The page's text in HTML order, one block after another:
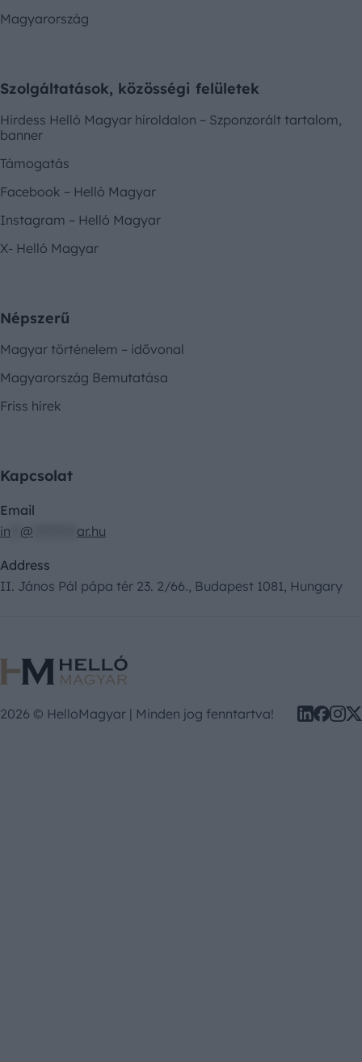
Magyarország
Szolgáltatások, közösségi felületek
Hirdess Helló Magyar híroldalon – Szponzorált tartalom,
banner
Támogatás
Facebook – Helló Magyar
Instagram – Helló Magyar
X- Helló Magyar
Népszerű
Magyar történelem – idővonal
Magyarország Bemutatása
Friss hírek
Kapcsolat
Email
in
@ ar.hu
Address
II. János Pál pápa tér 23. 2/66., Budapest 1081, Hungary
2026 © HelloMagyar | Minden jog fenntartva!